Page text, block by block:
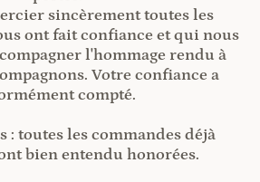
sincèrement toutes les
ont fait confiance et qui nous
l'hommage rendu à
Votre confiance a
compté.
: toutes les commandes déjà
bien entendu honorées.